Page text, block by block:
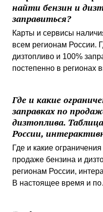
найти бензин и
заправиться?
Карты и сервисы
всем регионам России.
дизтопливо и 100%
постепенно в регионах
Где и какие
заправках по
дизтоплива.
России,
Где и какие
продаже бензина и
регионам России,
В настоящее время и